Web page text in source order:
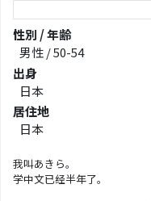
性別 / 年齢
男性 / 50-54
出身
日本
居住地
日本
我叫あきら。
学中文已经半年了。